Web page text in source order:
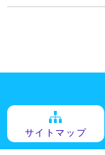
サイトマップ